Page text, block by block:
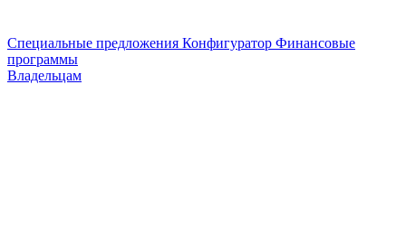
Специальные предложения Конфигуратор Финансовые
программы
Владельцам